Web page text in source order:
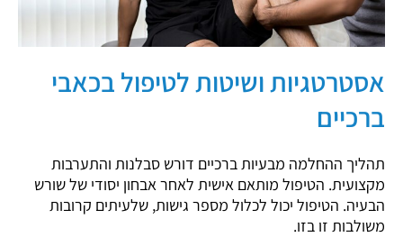
אסטרטגיות ושיטות לטיפול בכאבי
ברכיים
תהליך ההחלמה מבעיות ברכיים דורש סבלנות והתערבות
מקצועית. הטיפול מותאם אישית לאחר אבחון יסודי של שורש
הבעיה. הטיפול יכול לכלול מספר גישות, שלעיתים קרובות
משולבות זו בזו.